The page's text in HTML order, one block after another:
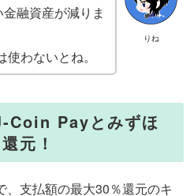
りね
融資産が減りま
わないとね。
Payとみずほ
元！
支払額の最大30％還元のキ